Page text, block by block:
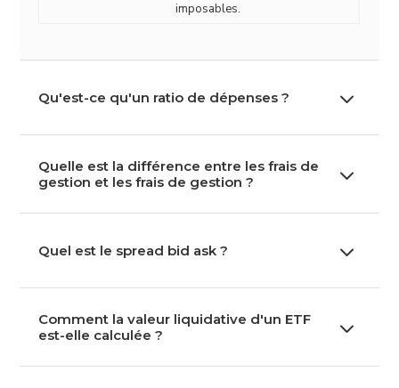
imposables.
Qu'est-ce qu'un ratio de dépenses ? 3
Quelle est la différence entre les frais de
gestion et les frais de gestion ?
3
Quel est le spread bid ask ? 3
Comment la valeur liquidative d'un ETF
est-elle calculée ?
3